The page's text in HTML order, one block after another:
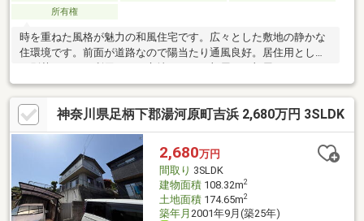
所有権
時を重ねた風格が魅力の和風住宅です。広々とした敷地の静かな
住環境です。前面が道路なので陽当たり通風良好。居住用として
も別荘としても利用できる立地です。お部屋は７部屋、キッチン
は１・２階両方にあるので二世帯住宅としても使えます。駐車ス
ペースは７台分ございます♪居室から直接出入り出来るガレージが
あるので雨の日のお出かけに便利です。ガレージは車やバイクの
整備や趣味のスペースとしても使用出来ます。納戸スペースもご
ざいますのでお荷物の多いご家庭にも安心です。是非お気軽にお
問合せ下さい。（※物件の正確な築年は不詳です。）
神奈川県足柄下郡湯河原町吉浜 2,680万円 3SLDK
2,680万円
間取り 3SLDK
建物面積108.32m2
土地面積174.65m2
築年月 2001年9月(築25年)